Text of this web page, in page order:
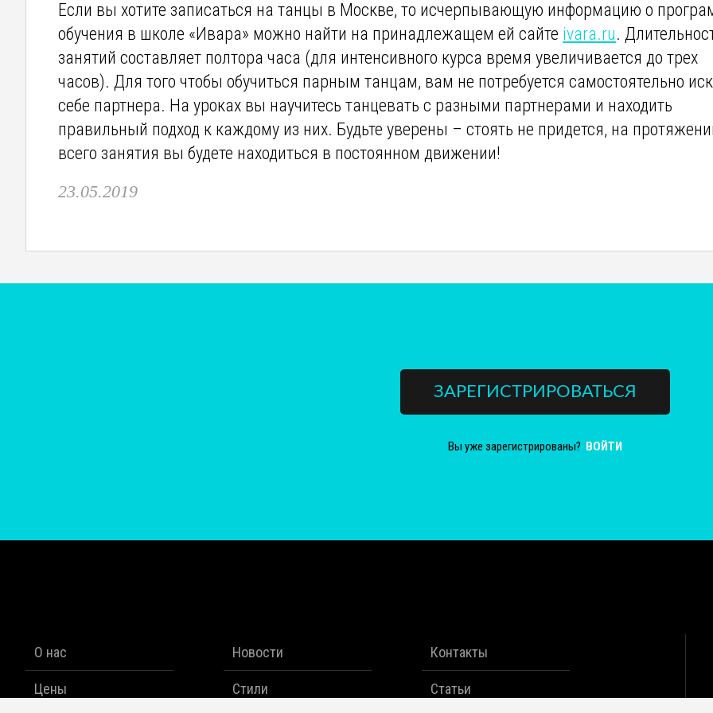
Если вы хотите записаться на танцы в Москве, то исчерпывающую информацию о
обучения в школе «Ивара» можно найти на принадлежащем ей сайте ivara.ru.
занятий составляет полтора часа (для интенсивного курса время увеличивается до трех
часов). Для того чтобы обучиться парным танцам, вам не потребуется самостоятельно
себе партнера. На уроках вы научитесь танцевать с разными партнерами и находить
правильный подход к каждому из них. Будьте уверены – стоять не придется, на
всего занятия вы будете находиться в постоянном движении!
23.05.2019
ЗАРЕГИСТРИРОВАТЬСЯ
Вы уже зарегистрированы? ВОЙТИ
О нас
Цены
Новости
Стили
Контакты
Статьи